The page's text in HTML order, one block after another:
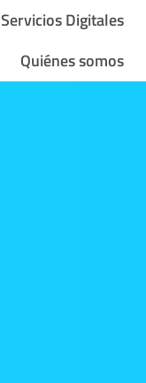
Servicios Digitales
Quiénes somos